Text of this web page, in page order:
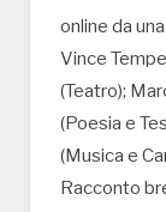
online da
Vince
(Teatro);
(Poesia e
(Musica e
Racconto